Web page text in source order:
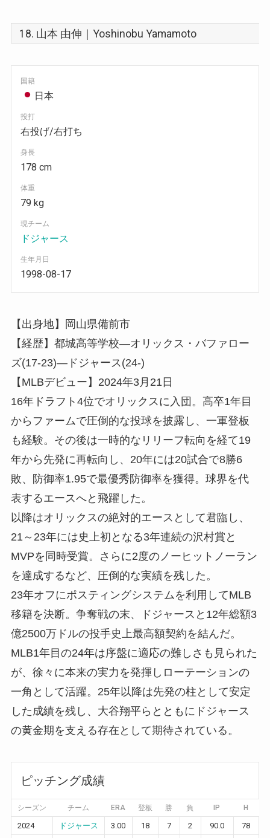
国籍
日本
投打
右投げ/右打ち
身長
178 cm
体重
79 kg
現チーム
ドジャース
生年月日
1998-08-17
【出身地】岡山県備前市
【経歴】都城高等学校―オリックス・バファロー
ズ(17-23)―ドジャース (24-)
【 MLBデビュー】 2024年3月 21 日
16年ドラフト4位でオリックスに入団。高卒1年目
からファームで圧倒的な投球を披露し、一軍登板
も経験。その後は一時的なリリーフ転向を経て19
年から先発に再転向し、20年には20試合で8勝6
敗、防御率1.95で最優秀防御率を獲得。球界を代
表するエースへと飛躍した。
以降はオリックスの絶対的エースとして君臨し、
21～23年には史上初となる3年連続の沢村賞と
MVPを同時受賞。さらに2度のノーヒットノーラン
を達成するなど、圧倒的な実績を残した。
23年オフにポスティングシステムを利用してMLB
移籍を決断。争奪戦の末、ドジャースと12年総額3
億2500万ドルの投手史上最高額契約を結んだ。
MLB1年目の24年は序盤に適応の難しさも見られた
が、徐々に本来の実力を発揮しローテーションの
一角として活躍。25年以降は先発の柱として安定
した成績を残し、 大谷翔平らとともにドジャース
の黄金期を支える存在として期待されている。
ピッチング成績
シーズン チーム ERA 登板 勝 負 IP H
2024 ドジャース 3.00 18 7 2 90.0 78